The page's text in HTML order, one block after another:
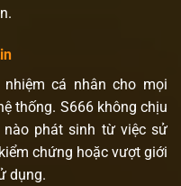
cá nhân cho mọi
thống. S666 không chịu
phát sinh từ việc sử
chứng hoặc vượt giới
dụng.